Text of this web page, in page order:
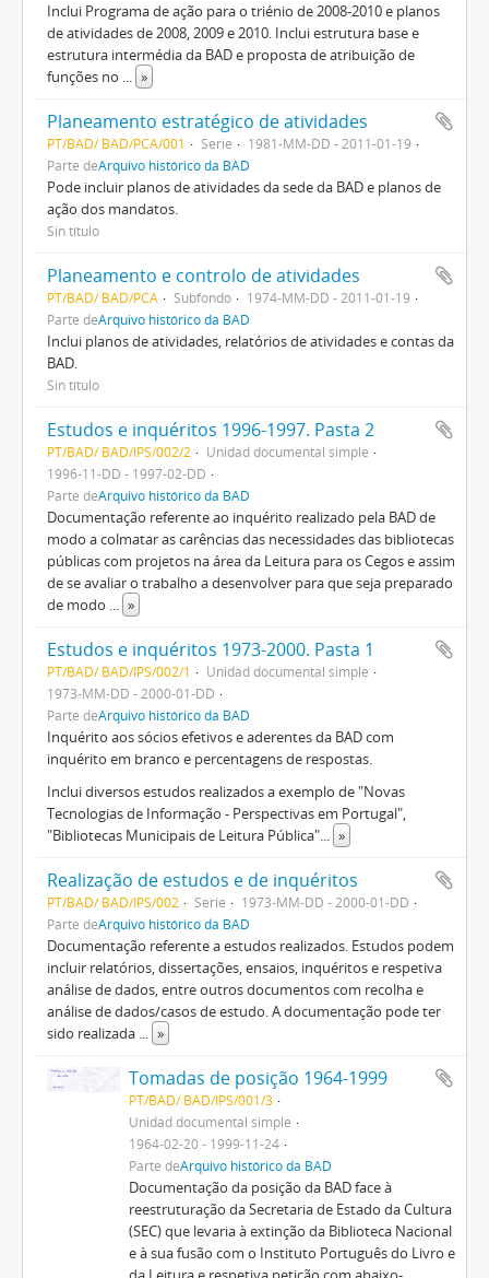
Inclui Programa de ação para o triénio de 2008-2010 e planos
de atividades de 2008, 2009 e 2010. Inclui estrutura base e
estrutura intermédia da BAD e proposta de atribuição de
funções no ... »
Planeamento estratégico de atividades
PT/BAD/ BAD/PCA/001 Serie
1981-MM-DD - 2011-01-19
Parte deArquivo histórico da BAD
Pode incluir planos de atividades da sede da BAD e planos de
ação dos mandatos.
Sin título
Planeamento e controlo de atividades
PT/BAD/ BAD/PCA Subfondo
1974-MM-DD - 2011-01-19
Parte deArquivo histórico da BAD
Inclui planos de atividades, relatórios de atividades e contas da
BAD.
Sin título
Estudos e inquéritos 1996-1997. Pasta 2
PT/BAD/ BAD/IPS/002/2
Unidad documental simple
1996-11-DD - 1997-02-DD
Parte deArquivo histórico da BAD
Documentação referente ao inquérito realizado pela BAD de
modo a colmatar as carências das necessidades das bibliotecas
públicas com projetos na área da Leitura para os Cegos e assim
de se avaliar o trabalho a desenvolver para que seja preparado
de modo ... »
Estudos e inquéritos 1973-2000. Pasta 1
PT/BAD/ BAD/IPS/002/1
Unidad documental simple
1973-MM-DD - 2000-01-DD
Parte deArquivo histórico da BAD
Inquérito aos sócios efetivos e aderentes da BAD com
inquérito em branco e percentagens de respostas.
Inclui diversos estudos realizados a exemplo de "Novas
Tecnologias de Informação - Perspectivas em Portugal",
"Bibliotecas Municipais de Leitura Pública"... »
Realização de estudos e de inquéritos
PT/BAD/ BAD/IPS/002 Serie
1973-MM-DD - 2000-01-DD
Parte deArquivo histórico da BAD
Documentação referente a estudos realizados. Estudos podem
incluir relatórios, dissertações, ensaios, inquéritos e respetiva
análise de dados, entre outros documentos com recolha e
análise de dados/casos de estudo. A documentação pode ter
sido realizada ... »
Tomadas de posição 1964-1999
PT/BAD/ BAD/IPS/001/3
Unidad documental simple
1964-02-20 - 1999-11-24
Parte deArquivo histórico da BAD
Documentação da posição da BAD face à
reestruturação da Secretaria de Estado da Cultura
(SEC) que levaria à extinção da Biblioteca Nacional
e à sua fusão com o Instituto Português do Livro e